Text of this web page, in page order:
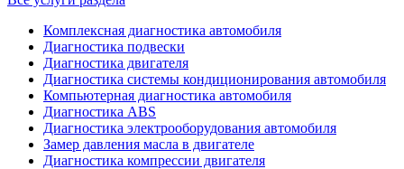
Комплексная диагностика автомобиля
Диагностика подвески
Диагностика двигателя
Диагностика системы кондиционирования автомобиля
Компьютерная диагностика автомобиля
Диагностика ABS
Диагностика электрооборудования автомобиля
Замер давления масла в двигателе
Диагностика компрессии двигателя